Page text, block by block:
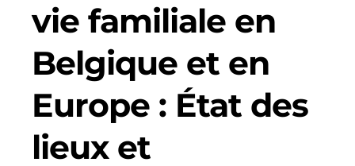
vie familiale en
Belgique et en
Europe : État des
lieux et